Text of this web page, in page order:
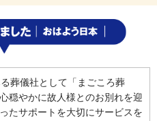
葬儀社として「まごころ葬
穏やかに故人様とのお別れを迎
たサポートを大切にサービスを